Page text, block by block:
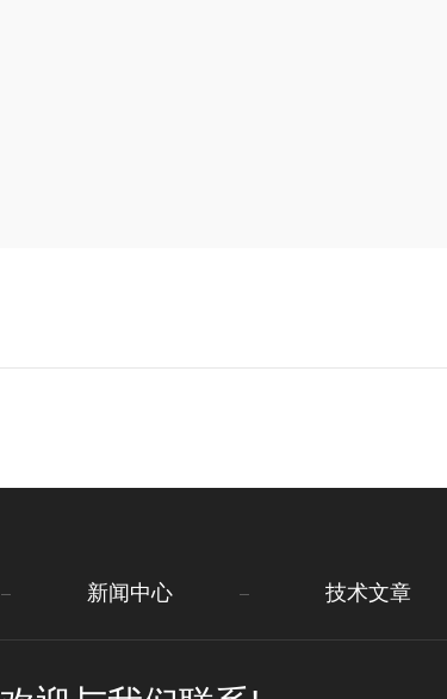
新闻中心 技术文章